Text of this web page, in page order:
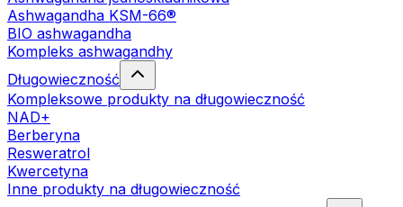
Ashwagandha KSM-66®
BIO ashwagandha
Kompleks ashwagandhy
Długowieczność
Kompleksowe produkty na długowieczność
NAD+
Berberyna
Resweratrol
Kwercetyna
Inne produkty na długowieczność